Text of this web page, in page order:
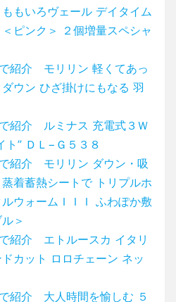
もいろヴェール デイタイム
ピンク＞ ２個増量スペシャ
紹介 モリリン 軽くてあっ
ウン ひざ掛けにもなる 羽
紹介 ルミナス 充電式３Ｗ
ト” ＤＬ−Ｇ５３８
紹介 モリリン ダウン・吸
着蓄熱シートで トリプルホ
ウォームＩＩＩ ふわぽか敷
＞
紹介 エトルースカ イタリ
カット ロロチェーン ネッ
紹介 大人時間を愉しむ ５